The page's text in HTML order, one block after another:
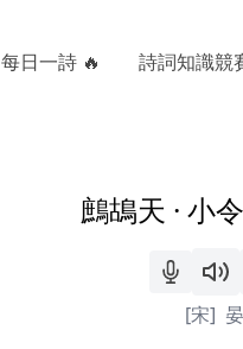
每日一詩 🔥 詩詞知識競
鷓鴣天 · 小
[宋]